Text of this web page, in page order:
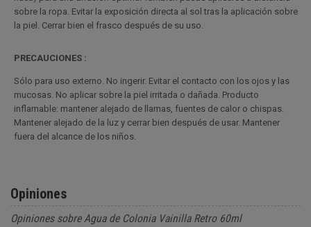
sobre la ropa. Evitar la exposición directa al sol tras la aplicación sobre
la piel. Cerrar bien el frasco después de su uso.
PRECAUCIONES :
Sólo para uso externo. No ingerir. Evitar el contacto con los ojos y las
mucosas. No aplicar sobre la piel irritada o dañada. Producto
inflamable: mantener alejado de llamas, fuentes de calor o chispas.
Mantener alejado de la luz y cerrar bien después de usar. Mantener
fuera del alcance de los niños.
Opiniones
Opiniones sobre Agua de Colonia Vainilla Retro 60ml